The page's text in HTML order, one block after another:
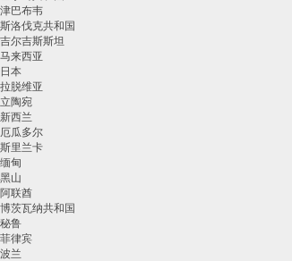
津巴布韦
斯洛伐克共和国
吉尔吉斯斯坦
马来西亚
日本
拉脱维亚
立陶宛
新西兰
厄瓜多尔
斯里兰卡
缅甸
黑山
阿联酋
博茨瓦纳共和国
秘鲁
菲律宾
波兰